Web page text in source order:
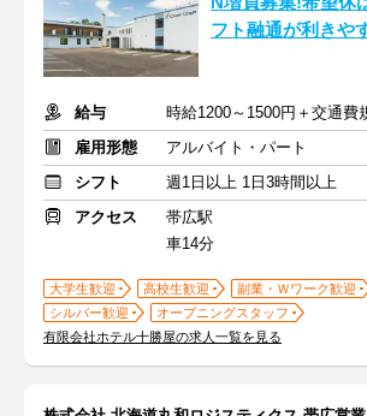
フト融通が利きや
給与
雇用形態
アルバイト・パート
シフト
週1日以上 1日3時間以上
アクセス
帯広駅
車14分
大学生歓迎 高校生歓迎
副業・Ｗワーク歓迎
シルバー歓迎
オープニングスタッフ
有限会社ホテル十勝屋の求人一覧を見る